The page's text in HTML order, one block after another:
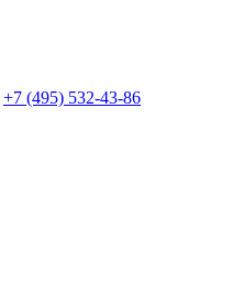
+7 (495) 532-43-86